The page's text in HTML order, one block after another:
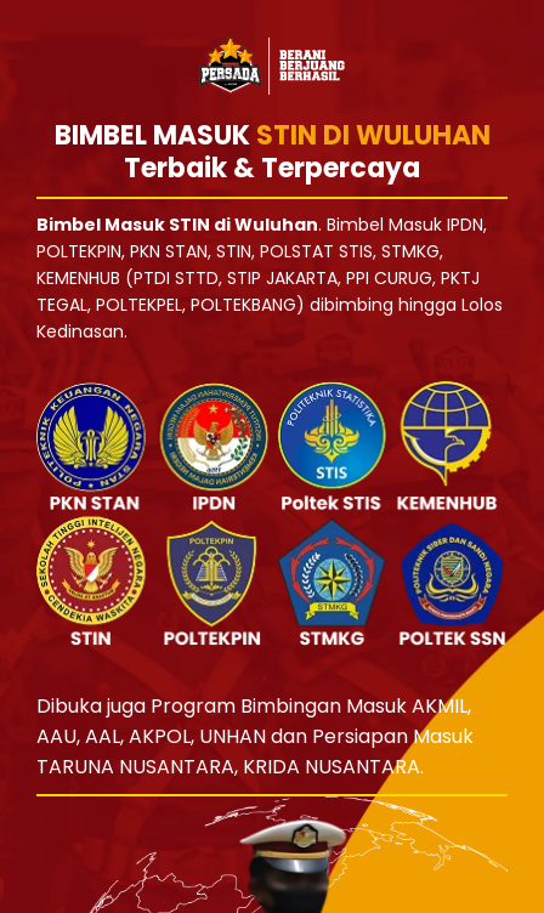
BIMBEL MASUKSTIN DI WULUHAN
Terbaik & Terpercaya
Bimbel Masuk STIN di Wuluhan. Bimbel Masuk IPDN,
POLTEKPIN, PKN STAN, STIN, POLSTAT STIS, STMKG,
KEMENHUB (PTDI STTD, STIP JAKARTA, PPI CURUG, PKTJ
TEGAL, POLTEKPEL, POLTEKBANG) dibimbing hingga Lolos
Kedinasan.
Dibuka juga Program Bimbingan Masuk AKMIL,
AAU, AAL, AKPOL, UNHAN dan Persiapan Masuk
TARUNA NUSANTARA, KRIDA NUSANTARA.